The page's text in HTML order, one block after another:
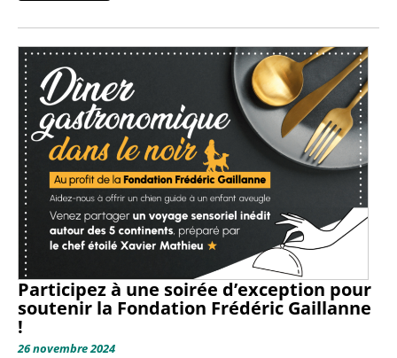
Participez à une soirée d’exception pour
soutenir la Fondation Frédéric Gaillanne
!
26 novembre 2024